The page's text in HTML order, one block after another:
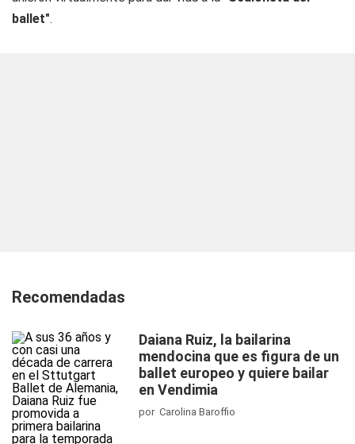
ballet".
Recomendadas
Daiana Ruiz, la bailarina
mendocina que es figura de un
ballet europeo y quiere bailar
en Vendimia
por Carolina Baroffio